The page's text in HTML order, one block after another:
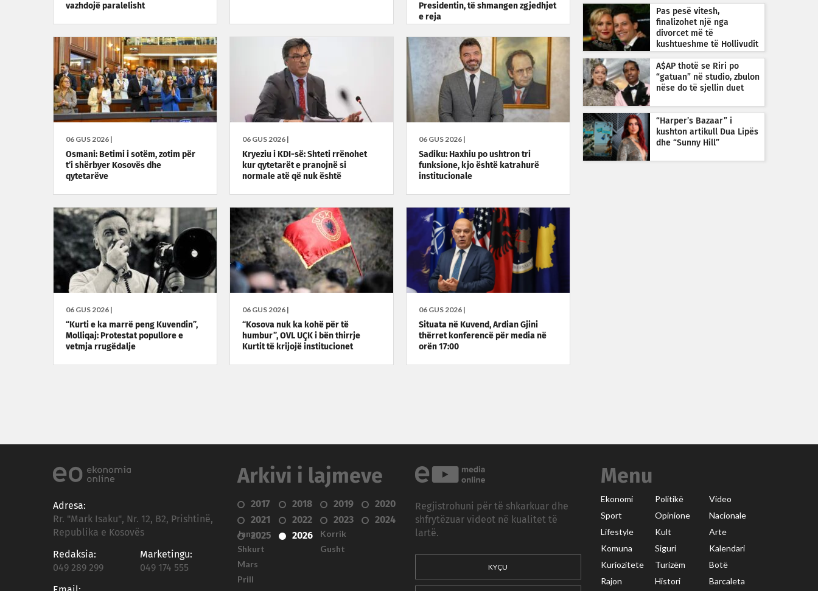
vazhdojë paralelisht
Presidentin, të shmangen zgjedhjet
e reja
06 GUS 2026 |
Osmani: Betimi i sotëm, zotim për
t’i shërbyer Kosovës dhe
qytetarëve
06 GUS 2026 |
Kryeziu i KDI-së: Shteti rrënohet
kur qytetarët e pranojnë si
normale atë që nuk është
06 GUS 2026 |
Sadiku: Haxhiu po ushtron tri
funksione, kjo është katrahurë
institucionale
06 GUS 2026 |
“Kurti e ka marrë peng Kuvendin”,
Molliqaj: Protestat popullore e
vetmja rrugëdalje
06 GUS 2026 |
“Kosova nuk ka kohë për të
humbur”, OVL UÇK i bën thirrje
Kurtit të krijojë institucionet
06 GUS 2026 |
Situata në Kuvend, Ardian Gjini
thërret konferencë për media në
orën 17:00
Pas pesë vitesh,
finalizohet një nga
divorcet më të
kushtueshme të Hollivudit
A$AP thotë se Riri po
“gatuan” në studio, zbulon
nëse do të sjellin duet
“Harper’s Bazaar” i
kushton artikull Dua Lipës
dhe “Sunny Hill”
Adresa:
Rr. "Mark Isaku", Nr. 12, B2, Prishtinë,
Republika e Kosovës
Redaksia:
049 289 299
Marketingu:
049 174 555
Arkivi i lajmeve
2017 2018 2019
2020
2021
2022 2023
2024
2025
2026
Janar
Shkurt
Mars
Prill
Korrik
Gusht
Regjistrohuni për të shkarkuar dhe
shfrytëzuar videot në kualitet të
lartë.
KYÇU
Menu
Ekonomi Politikë
Video
Sport
Opinione
Nacionale
Lifestyle
Kult
Arte
Komuna
Siguri
Kalendari
Kuriozitete
Turizëm
Botë
Rajon
Histori Barcaleta